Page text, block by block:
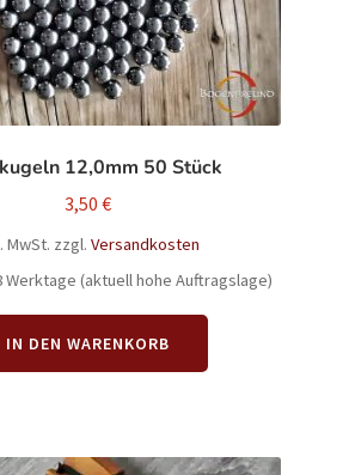
12,0mm 50 Stück
3,50 €
MwSt. zzgl. Versandkosten
Werktage (aktuell hohe Auftragslage)
IN DEN WARENKORB